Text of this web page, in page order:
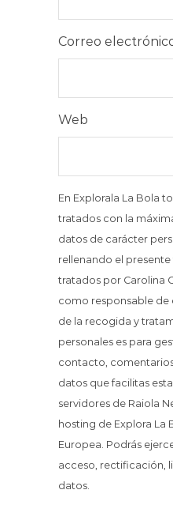
Correo
Web
En Explorala La Bola
tratados con la
datos de carácter
rellenando el
tratados por Carolina
como responsable de
de la recogida y
personales es para
contacto,
datos que facilitas
servidores de Raiola
hosting de Explora La
Europea. Podrás
acceso, rectificación,
datos.